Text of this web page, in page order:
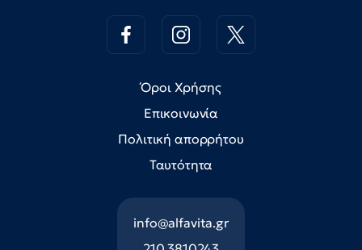
Όροι Χρήσης
Επικοινωνία
Πολιτική απορρήτου
Ταυτότητα
info@alfavita.gr